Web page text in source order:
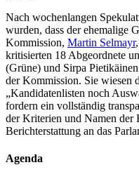
Nach wochenlangen
wurden, dass der ehemalige
Kommission, Martin Selmayr
kritisierten 18 Abgeordnete
(Grüne) und Sirpa
der Kommission. Sie wiesen
„Kandidatenlisten noch
fordern ein vollständig
der Kriterien und Namen der
Berichterstattung an das
Agenda